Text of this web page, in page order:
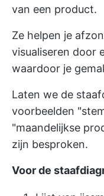
van een product.
Ze helpen je
visualiseren door
waardoor je
Laten we de
voorbeelden
"maandelijkse
zijn besproken.
Voor de